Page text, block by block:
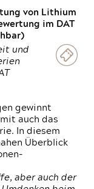
von Lithium
im DAT
und
gewinnt
auch das
In diesem
Überblick
aber auch der